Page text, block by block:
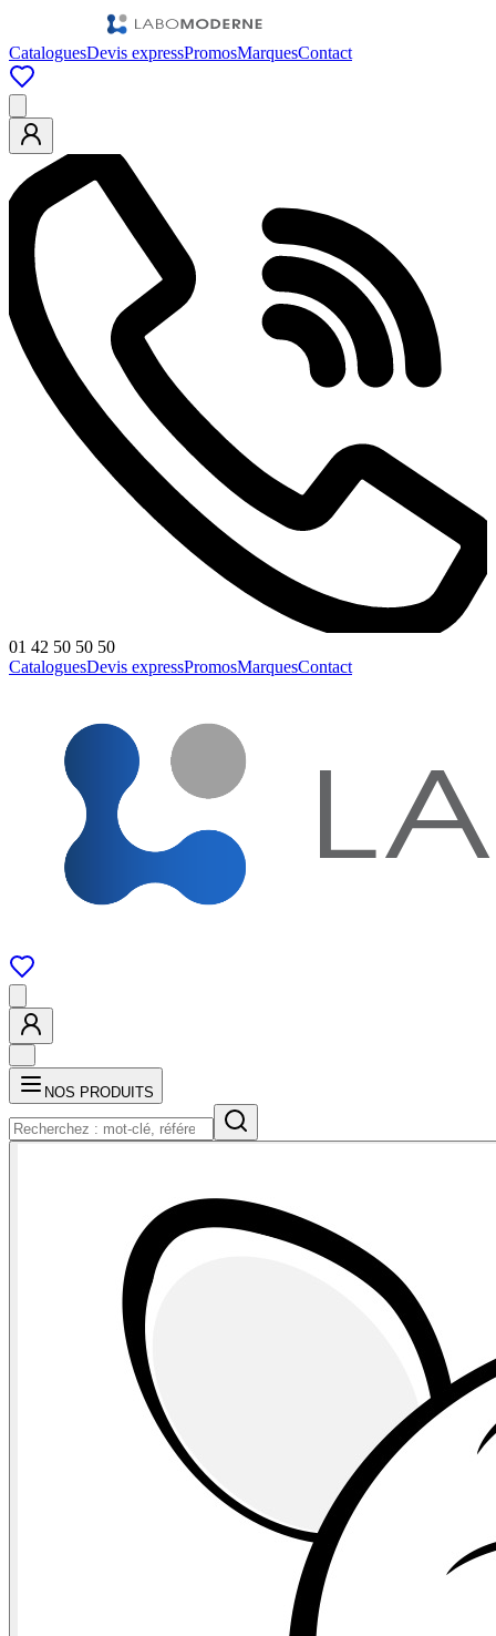
CataloguesDevis expressPromosMarquesContact
01 42 50 50 50
CataloguesDevis expressPromosMarquesContact
NOS PRODUITS